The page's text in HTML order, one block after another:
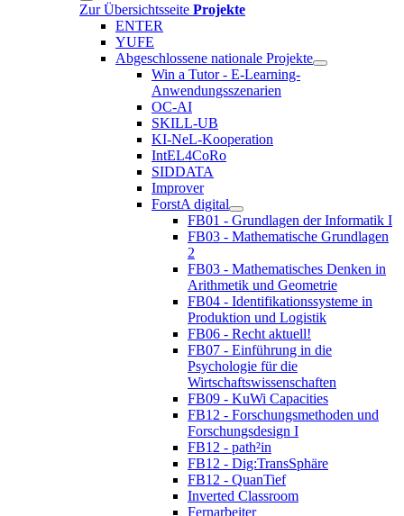
Zur Übersichtsseite Projekte
ENTER
YUFE
Abgeschlossene nationale Projekte
Win a Tutor - E-Learning-
Anwendungsszenarien
OC-AI
SKILL-UB
KI-NeL-Kooperation
IntEL4CoRo
SIDDATA
Improver
ForstA digital
FB01 - Grundlagen der Informatik I
FB03 - Mathematische Grundlagen
2
FB03 - Mathematisches Denken in
Arithmetik und Geometrie
FB04 - Identifikationssysteme in
Produktion und Logistik
FB06 - Recht aktuell!
FB07 - Einführung in die
Psychologie für die
Wirtschaftswissenschaften
FB09 - KuWi Capacities
FB12 - Forschungsmethoden und
Forschungsdesign I
FB12 - path²in
FB12 - Dig:TransSphäre
FB12 - QuanTief
Inverted Classroom
Fernarbeiter